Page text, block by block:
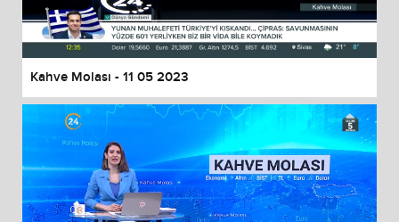
Kahve Molası - 11 05 2023